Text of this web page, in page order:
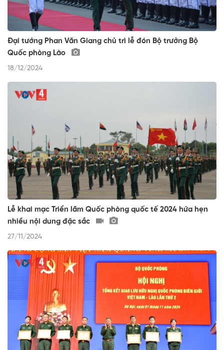
Đại tướng Phan Văn Giang chủ trì lễ đón Bộ trưởng Bộ
Quốc phòng Lào
18/12/2024
Lễ khai mạc Triển lãm Quốc phòng quốc tế 2024 hứa hẹn
nhiều nội dung đặc sắc
27/11/2024